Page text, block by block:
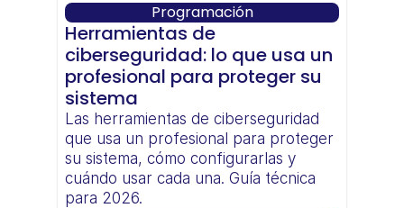
Programación
Herramientas de
ciberseguridad: lo que usa un
profesional para proteger su
sistema
Las herramientas de ciberseguridad
que usa un profesional para proteger
su sistema, cómo configurarlas y
cuándo usar cada una. Guía técnica
para 2026.